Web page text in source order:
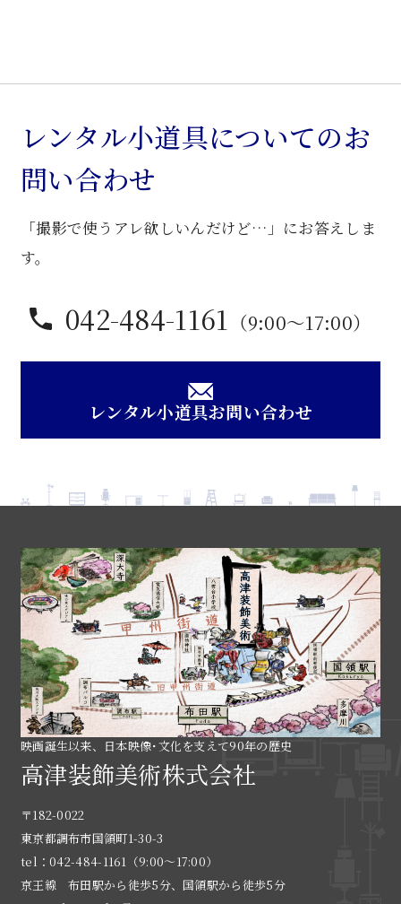
シ
ョ
ー
ー
レンタル小道具についてのお
問い合わせ
「撮影で使うアレ欲しいんだけど…」にお答えしま
す。
042-484-1161 （9:00〜17:00）
レンタル小道具お問い合わせ
映画誕生以来、日本映像･文化を支えて90年の歴史
高津装飾美術株式会社
〒182-0022
東京都調布市国領町1-30-3
tel：042-484-1161（9:00〜17:00）
京王線 布田駅から徒歩5分、国領駅から徒歩5分